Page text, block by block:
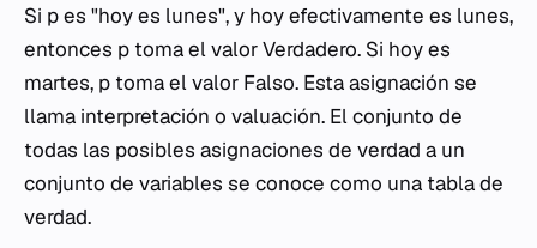
Si pes "hoy es lunes", y hoy efectivamente es lunes,
entonces p toma el valor Verdadero. Si hoy es
martes, p toma el valor Falso. Esta asignación se
llama interpretación o valuación. El conjunto de
todas las posibles asignaciones de verdad a un
conjunto de variables se conoce como una tabla de
verdad.